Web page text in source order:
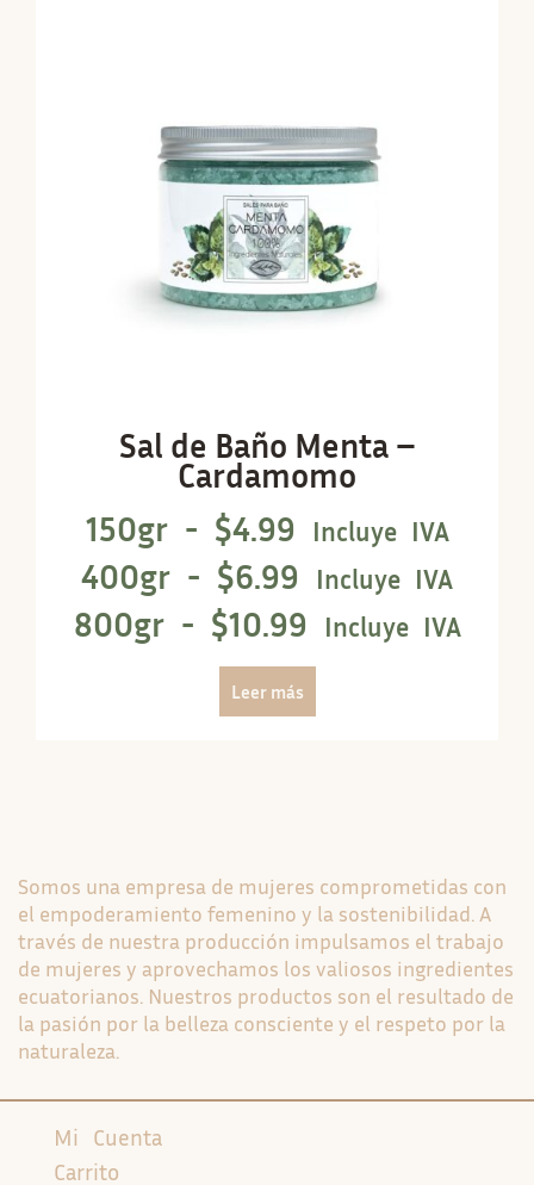
Sal de Baño Menta –
Cardamomo
150gr - $4.99 Incluye IVA
400gr - $6.99 Incluye IVA
800gr - $10.99 Incluye IVA
Leer más
Somos una empresa de mujeres comprometidas con
el empoderamiento femenino y la sostenibilidad. A
través de nuestra producción impulsamos el trabajo
de mujeres y aprovechamos los valiosos ingredientes
ecuatorianos. Nuestros productos son el resultado de
la pasión por la belleza consciente y el respeto por la
naturaleza.
Mi Cuenta
Carrito